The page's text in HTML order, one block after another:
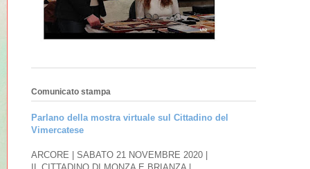
Comunicato stampa
Parlano della mostra virtuale sul Cittadino del
Vimercatese
ARCORE | SABATO 21 NOVEMBRE 2020 |